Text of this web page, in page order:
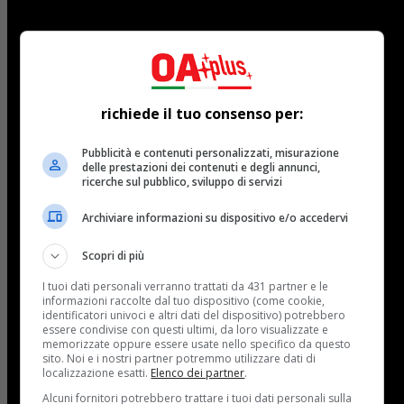
richiede il tuo consenso per:
Pubblicità e contenuti personalizzati, misurazione
delle prestazioni dei contenuti e degli annunci,
ricerche sul pubblico, sviluppo di servizi
Archiviare informazioni su dispositivo e/o accedervi
Scopri di più
I tuoi dati personali verranno trattati da 431 partner e le
informazioni raccolte dal tuo dispositivo (come cookie,
identificatori univoci e altri dati del dispositivo) potrebbero
essere condivise con questi ultimi, da loro visualizzate e
memorizzate oppure essere usate nello specifico da questo
sito. Noi e i nostri partner potremmo utilizzare dati di
localizzazione esatti. Elenco dei partner.
Alcuni fornitori potrebbero trattare i tuoi dati personali sulla